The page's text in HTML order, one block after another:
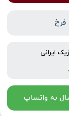
فرخ
ایرانی
به واتساپ